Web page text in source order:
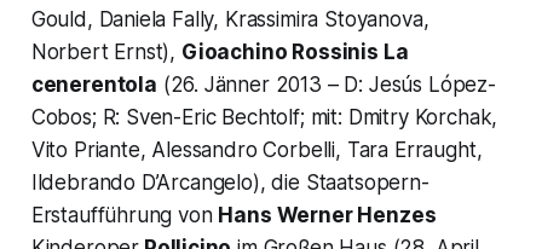
Gould, Daniela Fally, Krassimira Stoyanova,
Norbert Ernst), Gioachino Rossinis La
cenerentola (26. Jänner 2013 – D: Jesús López-
Cobos; R: Sven-Eric Bechtolf; mit: Dmitry Korchak,
Vito Priante, Alessandro Corbelli, Tara Erraught,
Ildebrando D’Arcangelo), die Staatsopern-
Erstaufführung von Hans Werner Henzes